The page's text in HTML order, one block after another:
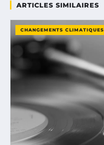
ARTICLES SIMILAIRES
CHANGEMENTS CLIMATIQUES